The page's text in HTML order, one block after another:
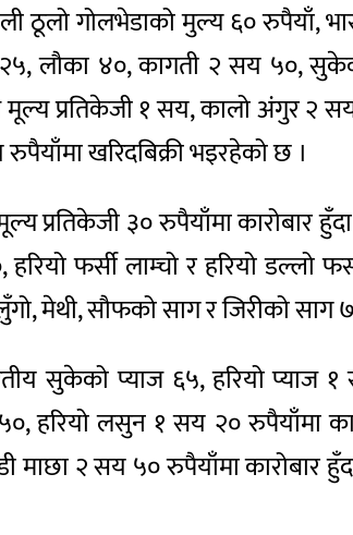
ठूलो गोलभेडाको मुल्य ६० रुपैयाँ,
२५, लौका ४०, कागती २ सय ५०,
मूल्य प्रतिकेजी १ सय, कालो अंगुर २
खरिदबिक्री भइरहेको छ ।
प्रतिकेजी ३० रुपैयाँमा कारोबार
हरियो फर्सी लाम्चो र हरियो
मेथी, सौफको साग र जिरीको साग
सुकेको प्याज ६५, हरियो
लसुन १ सय २० रुपैयाँमा
माछा २ सय ५० रुपैयाँमा कारोबार